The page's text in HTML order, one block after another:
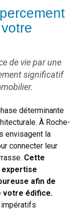
de vie par une
significatif
déterminante
À Roche-
envisagent la
connecter leur
Cette
afin de
votre édifice.